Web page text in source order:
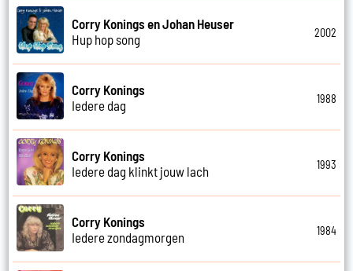
Corry Konings en Johan Heuser
Hup hop song
2002
Corry Konings
Iedere dag
1988
Corry Konings
Iedere dag klinkt jouw lach
1993
Corry Konings
Iedere zondagmorgen
1984